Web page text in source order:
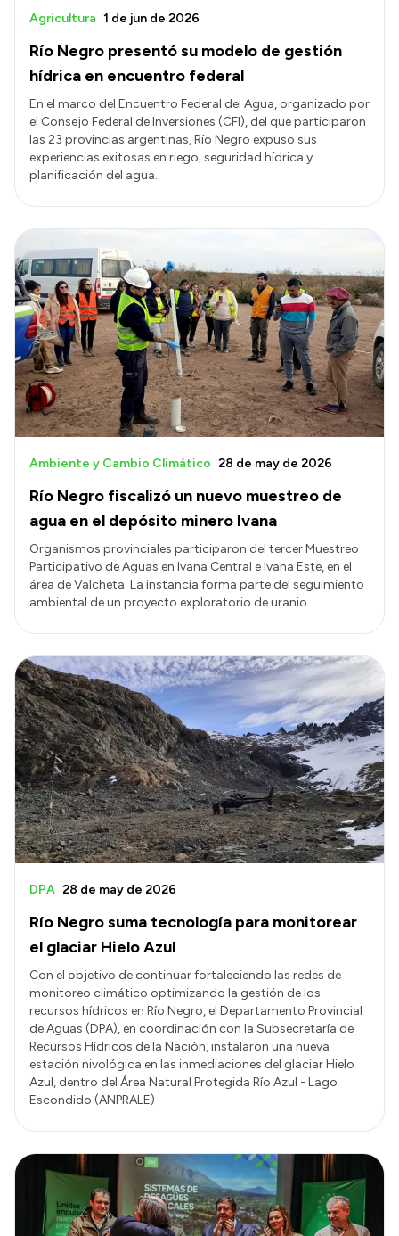
Licitaciones
Río Negro presentó su modelo de gestión
hídrica en encuentro federal
Agricultura 1 de jun de 2026
En el marco del Encuentro Federal del Agua, organizado por
el Consejo Federal de Inversiones (CFI), del que participaron
las 23 provincias argentinas, Río Negro expuso sus
experiencias exitosas en riego, seguridad hídrica y
planificación del agua.
Río Negro fiscalizó un nuevo muestreo de
agua en el depósito minero Ivana
Ambiente y Cambio Climático 28 de may de 2026
Organismos provinciales participaron del tercer Muestreo
Participativo de Aguas en Ivana Central e Ivana Este, en el
área de Valcheta. La instancia forma parte del seguimiento
ambiental de un proyecto exploratorio de uranio.
Río Negro suma tecnología para monitorear
el glaciar Hielo Azul
DPA 28 de may de 2026
Con el objetivo de continuar fortaleciendo las redes de
monitoreo climático optimizando la gestión de los
recursos hídricos en Río Negro, el Departamento Provincial
de Aguas (DPA), en coordinación con la Subsecretaría de
Recursos Hídricos de la Nación, instalaron una nueva
estación nivológica en las inmediaciones del glaciar Hielo
Azul, dentro del Área Natural Protegida Río Azul - Lago
Escondido (ANPRALE)